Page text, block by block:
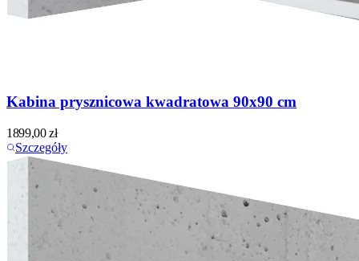
Kabina prysznicowa kwadratowa 90x90 cm
1899,00zł
Szczegóły